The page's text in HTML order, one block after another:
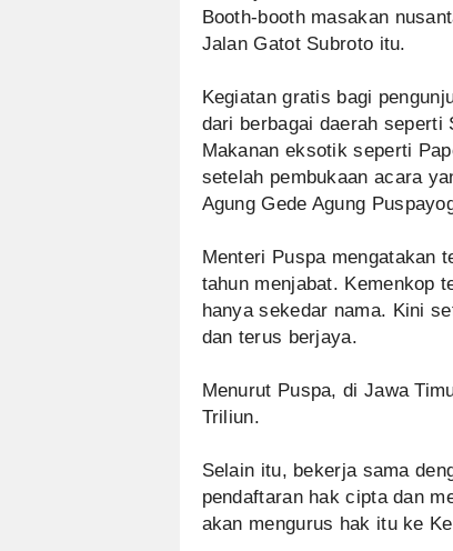
Booth-booth masakan
Jalan Gatot Subroto itu.
Kegiatan gratis bagi
dari berbagai daerah seperti
Makanan eksotik seperti
setelah pembukaan acara
Agung Gede Agung
Menteri Puspa mengatakan
tahun menjabat. Kemenkop
hanya sekedar nama. Kini
dan terus berjaya.
Menurut Puspa, di Jawa
Triliun.
Selain itu, bekerja sama
pendaftaran hak cipta dan
akan mengurus hak itu ke